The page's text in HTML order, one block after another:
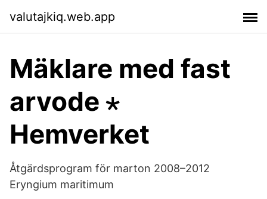
valutajkiq.web.app
Mäklare med fast
arvode ⋆
Hemverket
Åtgärdsprogram för marton 2008–2012
Eryngium maritimum